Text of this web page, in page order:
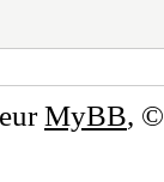
MyBB,